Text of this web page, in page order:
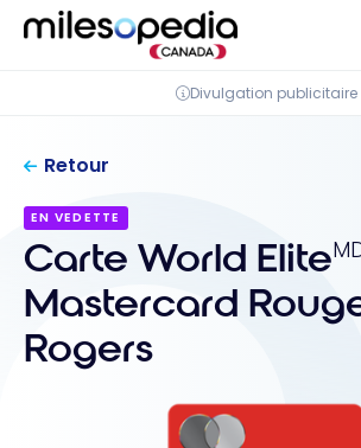
Panneau de gestion des cookies
Passer
Divulgation publicitaire
Retour
EN VEDETTE
Carte World Elite
Mastercard
Rogers